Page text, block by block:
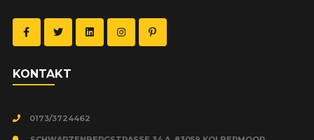
KON­TAKT
0173/3724462